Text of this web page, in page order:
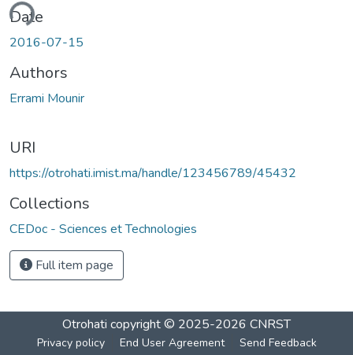
Date
2016-07-15
Authors
Errami Mounir
URI
https://otrohati.imist.ma/handle/123456789/45432
Collections
CEDoc - Sciences et Technologies
Full item page
Otrohati copyright © 2025-2026 CNRST
Privacy policy End User Agreement Send Feedback